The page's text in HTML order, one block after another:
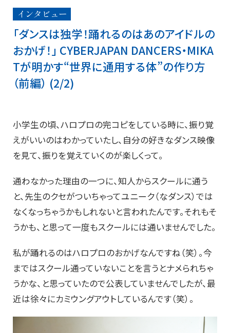
インタビュー
「ダンスは独学！踊れるのはあのアイドルの
おかげ！」 CYBERJAPAN DANCERS・MIKA
Tが明かす“世界に通用する体”の作り方
（前編） (2/2)
小学生の頃、ハロプロの完コピをしている時に、振り覚
えがいいのはわかっていたし、自分の好きなダンス映像
を見て、振りを覚えていくのが楽しくって。
通わなかった理由の一つに、知人からスクールに通う
と、先生のクセがついちゃってユニーク（なダンス）では
なくなっちゃうかもしれないと言われたんです。それもそ
うかも、と思って一度もスクールには通いませんでした。
私が踊れるのはハロプロのおかげなんですね（笑）。今
まではスクール通っていないことを言うとナメられちゃ
うかな、と思っていたので公表していませんでしたが、最
近は徐々にカミウングアウトしているんです（笑）。